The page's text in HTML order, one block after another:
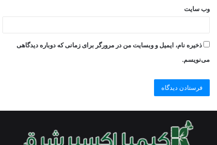
وب‌ سایت
ذخیره نام، ایمیل و وبسایت من در مرورگر برای زمانی که دوباره دیدگاهی
می‌نویسم.